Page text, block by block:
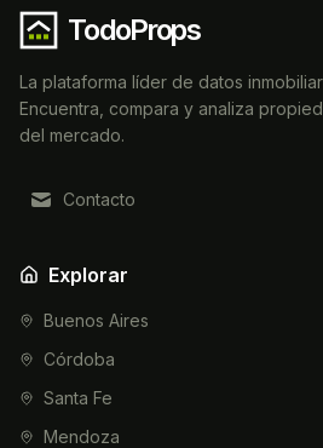
TodoProps
La plataforma líder de datos
Encuentra, compara y analiza
del mercado.
Contacto
Explorar
Buenos Aires
Córdoba
Santa Fe
Mendoza